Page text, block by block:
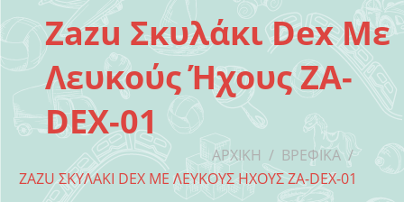
Zazu Σκυλάκι Dex Με
Λευκούς Ήχους ZA-
DEX-01
ΑΡΧΙΚΉ / ΒΡΕΦΙΚΆ /
ZAZU ΣΚΥΛΆΚΙ DEX ΜΕ ΛΕΥΚΟΎΣ ΉΧΟΥΣ ZA-DEX-01